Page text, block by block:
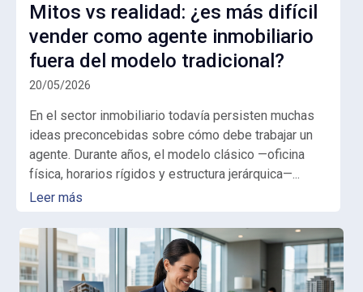
Mitos vs realidad: ¿es más difícil
vender como agente inmobiliario
fuera del modelo tradicional?
20/05/2026
En el sector inmobiliario todavía persisten muchas
ideas preconcebidas sobre cómo debe trabajar un
agente. Durante años, el modelo clásico —oficina
física, horarios rígidos y estructura jerárquica—...
Leer más